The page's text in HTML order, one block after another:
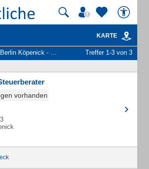
KARTE
Berlin Köpenick - Unternehmen und Personen Treffer 1-3 von 3
vorhanden